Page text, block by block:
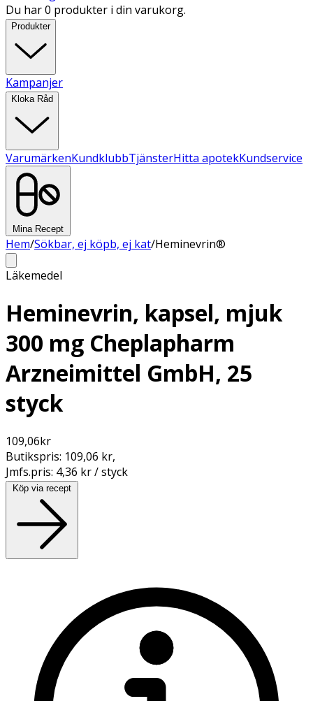
Du har 0 produkter i din varukorg.
Produkter
Kampanjer
Kloka Råd
VarumärkenKundklubbTjänsterHitta apotekKundservice
Mina Recept
Hem/Sökbar, ej köpb, ej kat/Heminevrin®
Läkemedel
Heminevrin, kapsel, mjuk
300 mg Cheplapharm
Arzneimittel GmbH, 25
styck
109,06kr
Butikspris: 109,06 kr,
Jmfs.pris: 4,36 kr / styck
Köp via recept